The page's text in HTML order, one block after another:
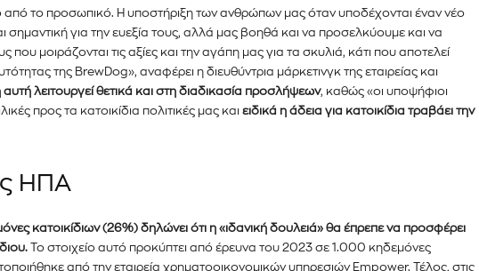
το προσωπικό. Η υποστήριξη των ανθρώπων μας όταν υποδέχονται έναν νέο
σημαντική για την ευεξία τους, αλλά μας βοηθά και να προσελκύουμε και να
που μοιράζονται τις αξίες και την αγάπη μας για τα σκυλιά, κάτι που αποτελεί
της BrewDog», αναφέρει η διευθύντρια μάρκετινγκ της εταιρείας και
αυτή λειτουργεί θετικά και στη διαδικασία προσλήψεων, καθώς «οι υποψήφιοι
προς τα κατοικίδια πολιτικές μας και ειδικά η άδεια για κατοικίδια τραβάει την
ΗΠΑ
κατοικίδιων (26%) δηλώνει ότι η «ιδανική δουλειά» θα έπρεπε να προσφέρει
Το στοιχείο αυτό προκύπτει από έρευνα του 2023 σε 1.000 κηδεμόνες
από την εταιρεία χρηματοοικονομικών υπηρεσιών Empower. Τέλος, στις